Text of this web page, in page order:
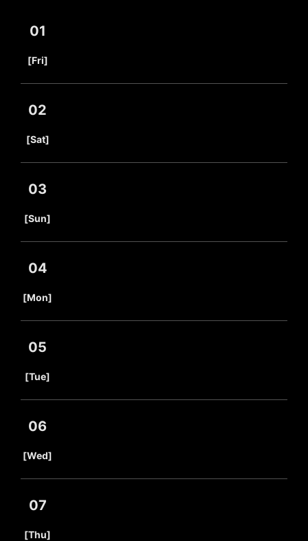
01
[Fri]
02
[Sat]
03
[Sun]
04
[Mon]
05
[Tue]
06
[Wed]
07
[Thu]